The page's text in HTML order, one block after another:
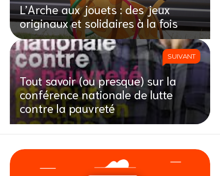
L’Arche aux jouets : des jeux
originaux et solidaires à la fois
SUIVANT
Tout savoir (ou presque) sur la
conférence nationale de lutte
contre la pauvreté